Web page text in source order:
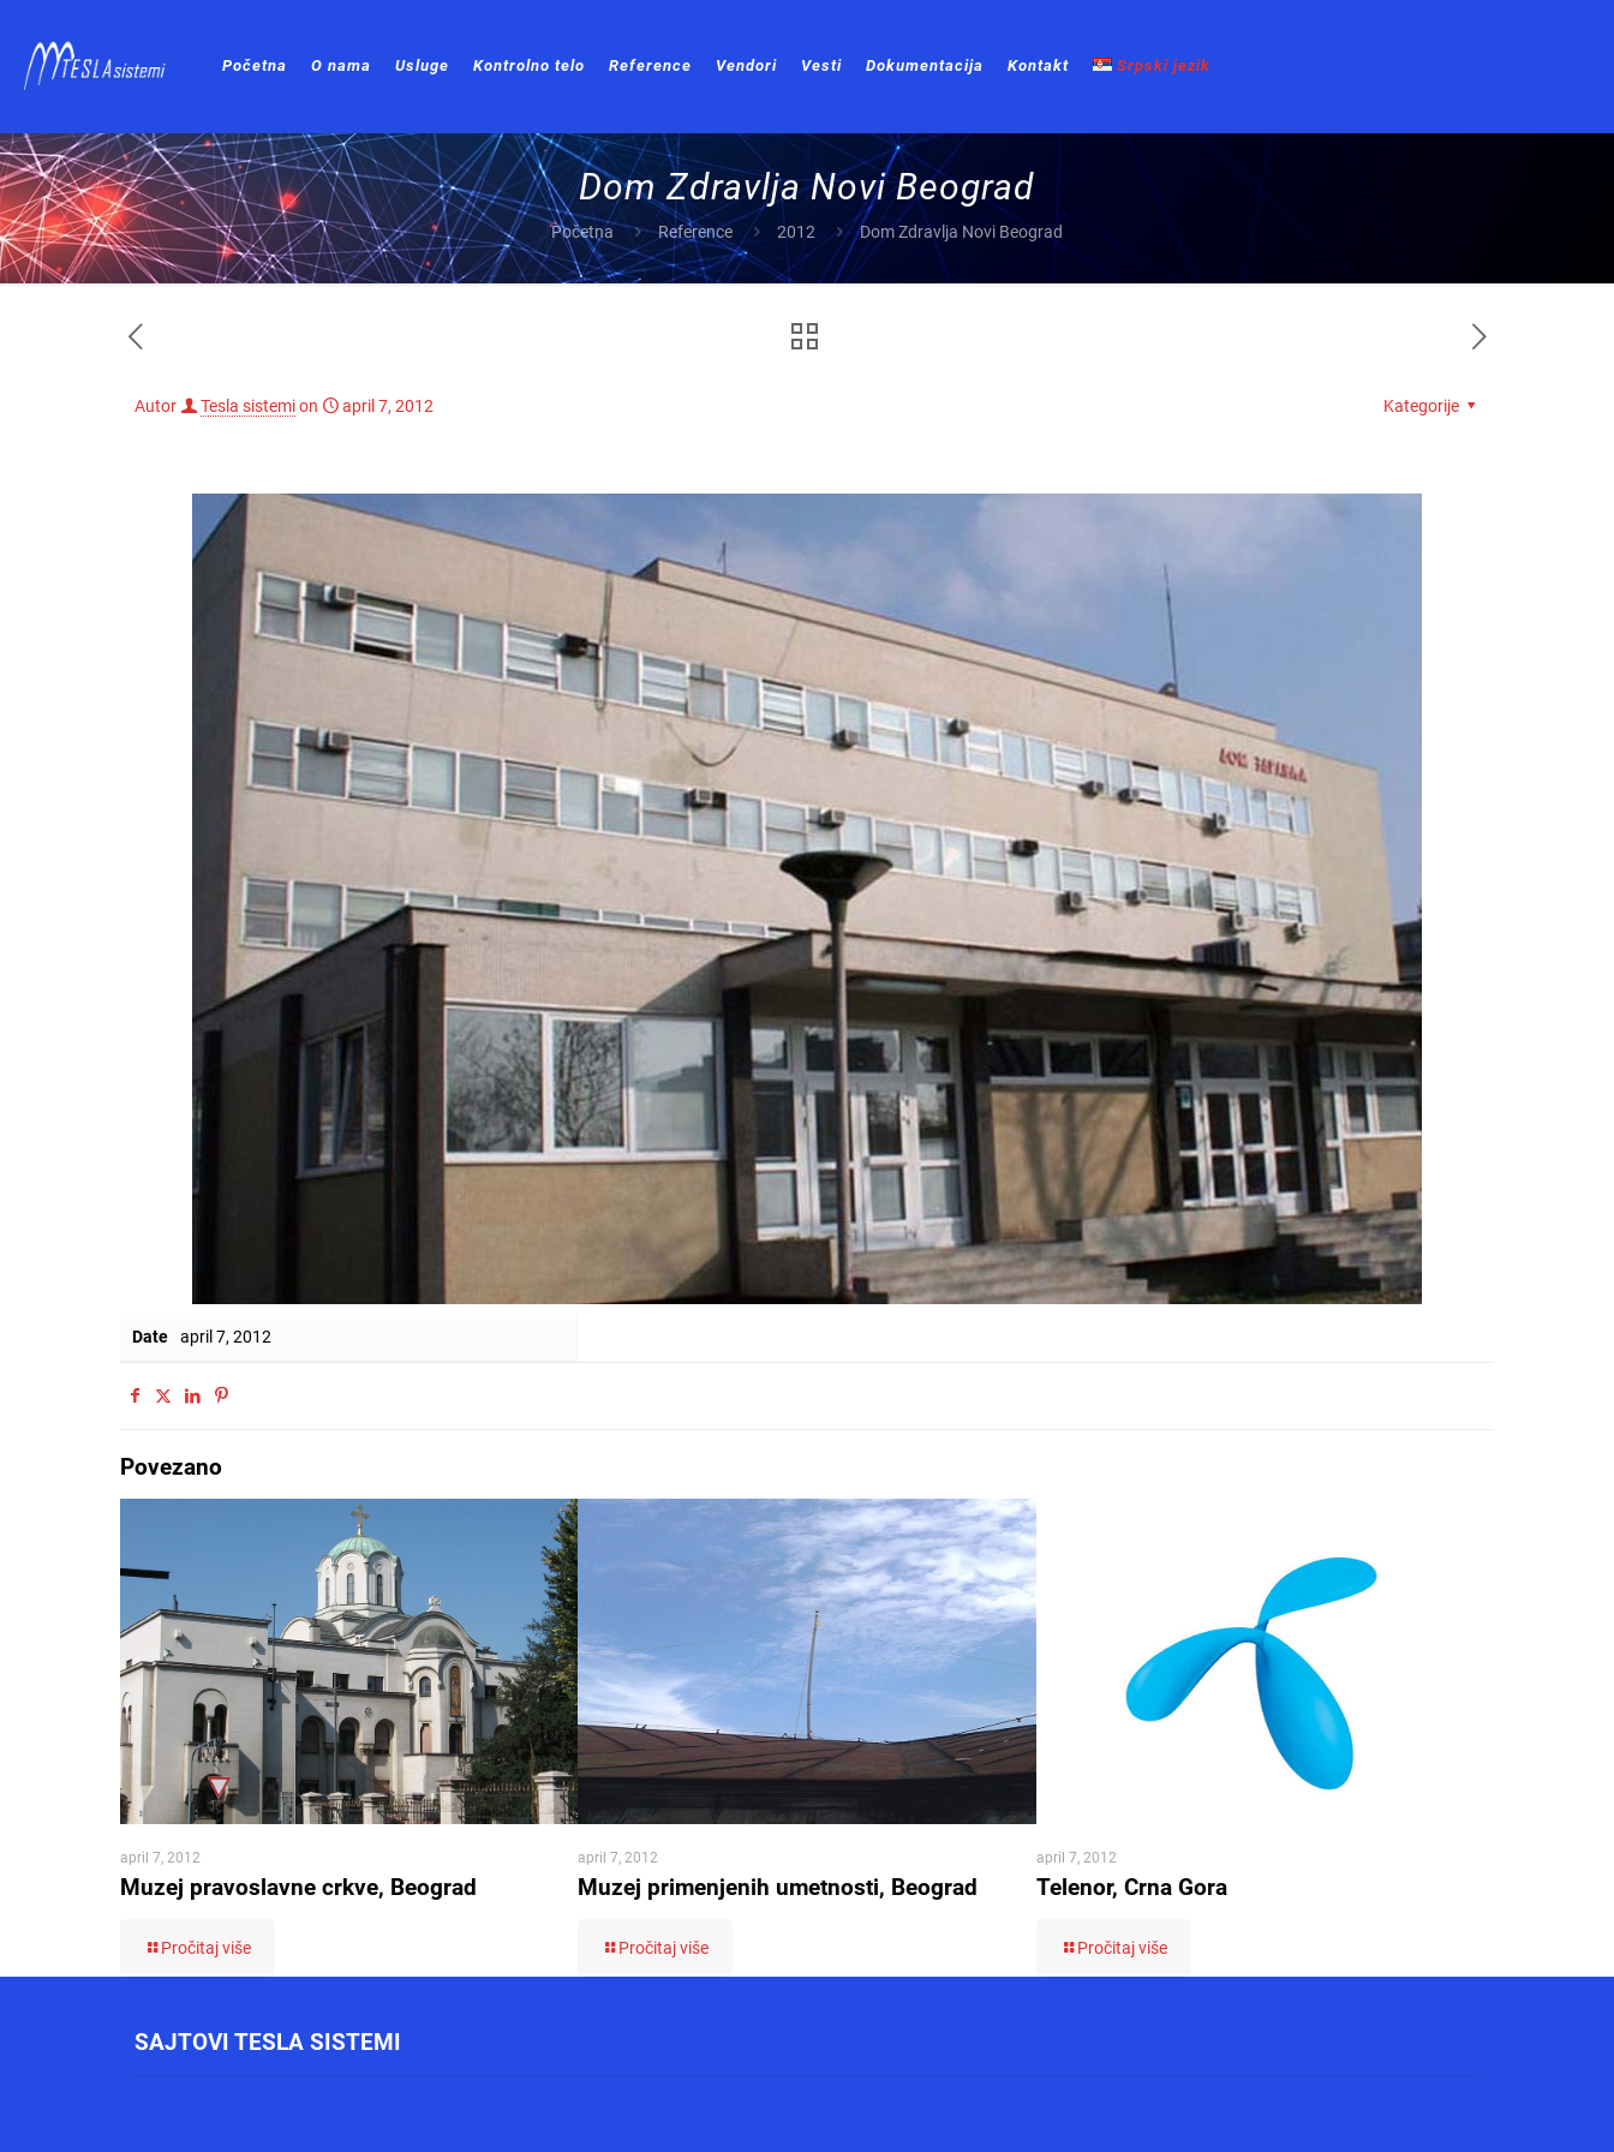
Početna O nama Usluge Kontrolno telo Reference Vendori Vesti Dokumentacija Kontakt Srpski jezik
Dom Zdravlja Novi Beograd
Početna Reference 2012 Dom Zdravlja Novi Beograd
Autor Tesla sistemion april 7, 2012 Kategorije
Date april 7, 2012
Povezano
april 7, 2012
Muzej pravoslavne crkve, Beograd
Pročitaj više
april 7, 2012
Muzej primenjenih umetnosti, Beograd
Pročitaj više
april 7, 2012
Telenor, Crna Gora
Pročitaj više
SAJTOVI TESLA SISTEMI